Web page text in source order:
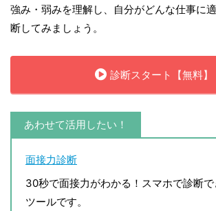
強み・弱みを理解し、自分がどんな仕事に
断してみましょう。
診断スタート【無料】
あわせて活用したい！
面接力診断
30秒で面接力がわかる！スマホで診断
ツールです。